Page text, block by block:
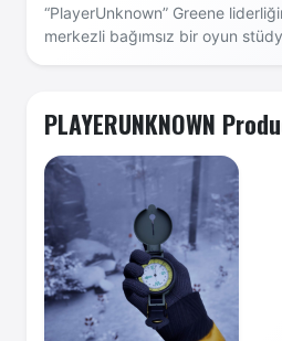
“PlayerUnknown” Greene
merkezli bağımsız bir oyun
PLAYERUNKNOWN